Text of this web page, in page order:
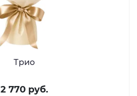
Трио
2 770 руб.